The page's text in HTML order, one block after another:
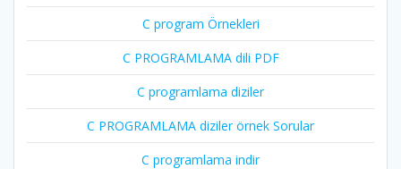
C program Örnekleri
C PROGRAMLAMA dili PDF
C programlama diziler
C PROGRAMLAMA diziler örnek Sorular
C programlama indir